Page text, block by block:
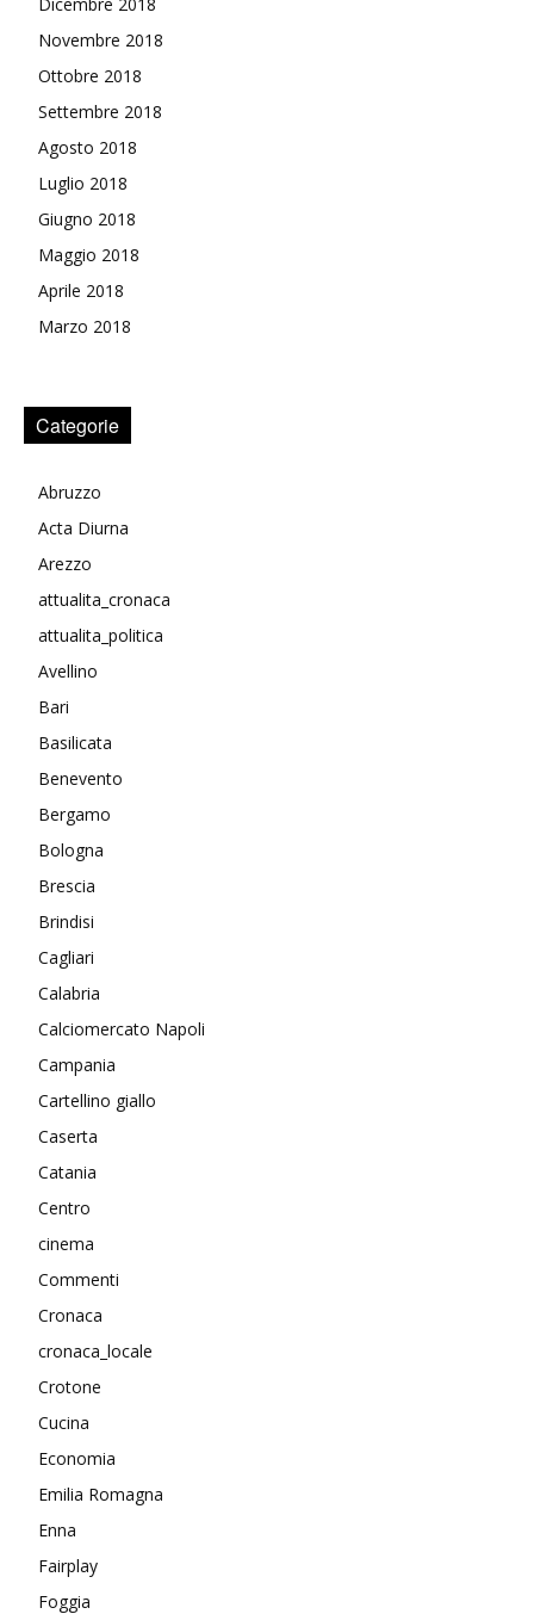
Novembre 2018
Ottobre 2018
Settembre 2018
Agosto 2018
Luglio 2018
Giugno 2018
Maggio 2018
Aprile 2018
Marzo 2018
Categorie
Abruzzo
Acta Diurna
Arezzo
attualita_cronaca
attualita_politica
Avellino
Bari
Basilicata
Benevento
Bergamo
Bologna
Brescia
Brindisi
Cagliari
Calabria
Calciomercato Napoli
Campania
Cartellino giallo
Caserta
Catania
Centro
cinema
Commenti
Cronaca
cronaca_locale
Crotone
Cucina
Economia
Emilia Romagna
Enna
Fairplay
Foggia